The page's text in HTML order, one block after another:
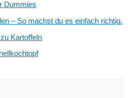
Dummies
– So machst du es einfach richtig.
Kartoffeln